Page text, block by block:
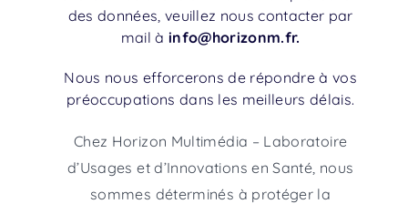
des données, veuillez nous contacter par
mail à info@horizonm.fr.
Nous nous efforcerons de répondre à vos
préoccupations dans les meilleurs délais.
Chez Horizon Multimédia – Laboratoire
d’Usages et d’Innovations en Santé, nous
sommes déterminés à protéger la